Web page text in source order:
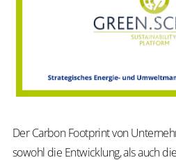
Der Carbon Footprint von
sowohl die Entwicklung, als auch